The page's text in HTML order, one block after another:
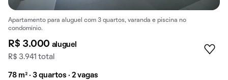
Apartamento para aluguel com 3 quartos, varanda e piscina no
condomínio.
R$ 3.000 aluguel
R$ 3.941 total
78 m² · 3 quartos · 2 vagas